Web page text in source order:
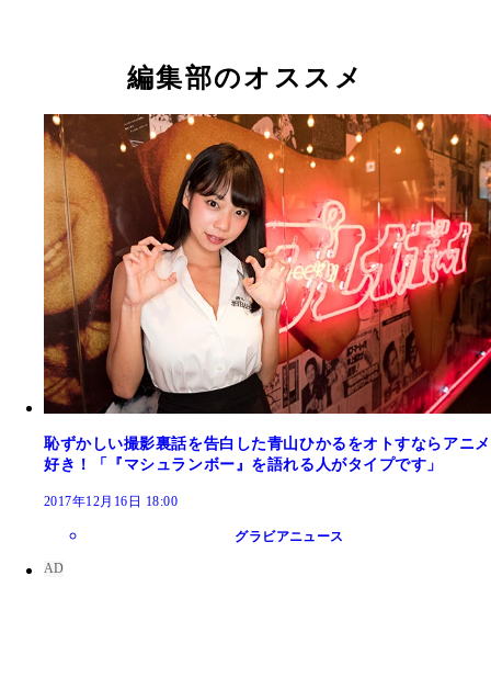
編集部のオススメ
恥ずかしい撮影裏話を告白した青山ひかるをオトすならアニメ
好き！「『マシュランボー』を語れる人がタイプです」
2017年12月16日 18:00
グラビアニュース